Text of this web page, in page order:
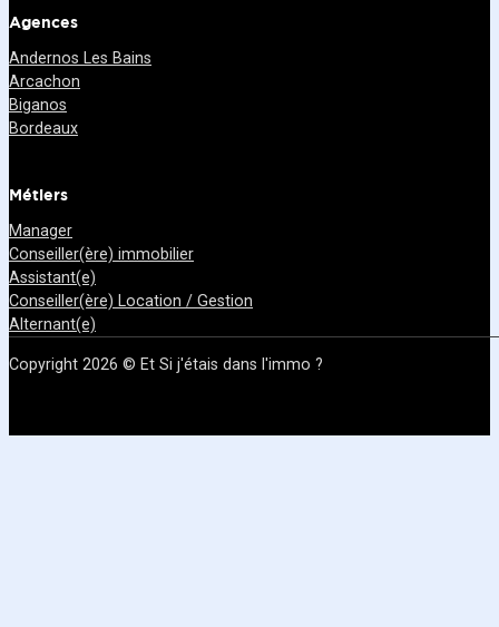
Agences
Andernos Les Bains
Arcachon
Biganos
Bordeaux
Métiers
Manager
Conseiller(ère) immobilier
Assistant(e)
Conseiller(ère) Location / Gestion
Alternant(e)
Copyright 2026 © Et Si j'étais dans l'immo ?